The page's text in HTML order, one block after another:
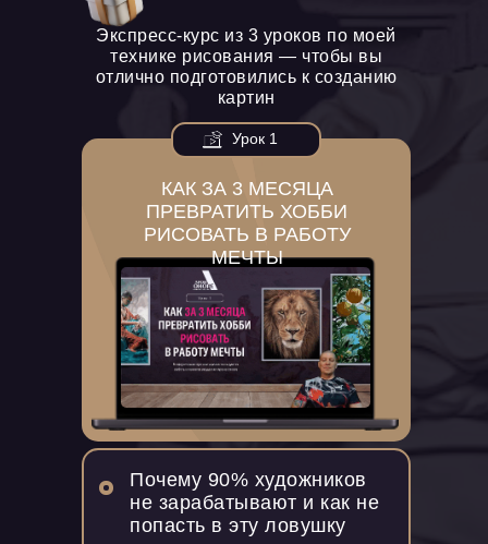
Почему 90% художников
не зарабатывают и как не
попасть в эту ловушку
КАК ЗА 3 МЕСЯЦА
ПРЕВРАТИТЬ ХОББИ
РИСОВАТЬ В РАБОТУ
МЕЧТЫ
Урок 1
Экспресс-курс из 3 уроков по моей
технике рисования — чтобы вы
отлично подготовились к созданию
картин